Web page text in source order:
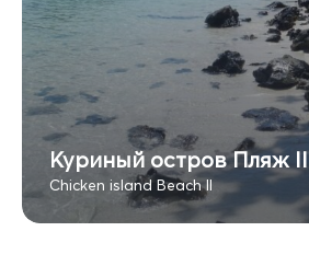
Куриный остров Пляж II
Chicken island Beach II